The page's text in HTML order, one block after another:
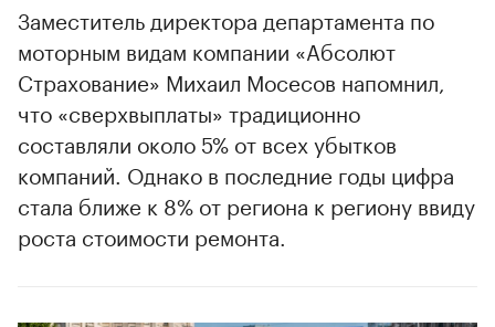
Заместитель директора департамента по
моторным видам компании «Абсолют
Страхование» Михаил Мосесов напомнил,
что «сверхвыплаты» традиционно
составляли около 5% от всех убытков
компаний. Однако в последние годы цифра
стала ближе к 8% от региона к региону ввиду
роста стоимости ремонта.